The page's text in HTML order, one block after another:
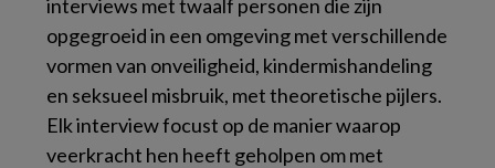
interviews met twaalf personen die zijn
opgegroeid in een omgeving met verschillende
vormen van onveiligheid, kindermishandeling
en seksueel misbruik, met theoretische pijlers.
Elk interview focust op de manier waarop
veerkracht hen heeft geholpen om met